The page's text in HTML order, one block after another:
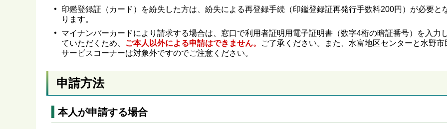
印鑑登録証（カード）を紛失した方は、紛失による再登録手続（印鑑登録証再発行手数料200円）が必要と
ります。
マイナンバーカードにより請求する場合は、窓口で利用者証明用電子証明書（数字4桁の暗証番号）を入力
ていただくため、 ご本人以外による申請はできません。
ご了承ください。また、水富地区センターと水野市
サービスコーナーは対象外ですのでご注意ください。
申請方法
本人が申請する場合